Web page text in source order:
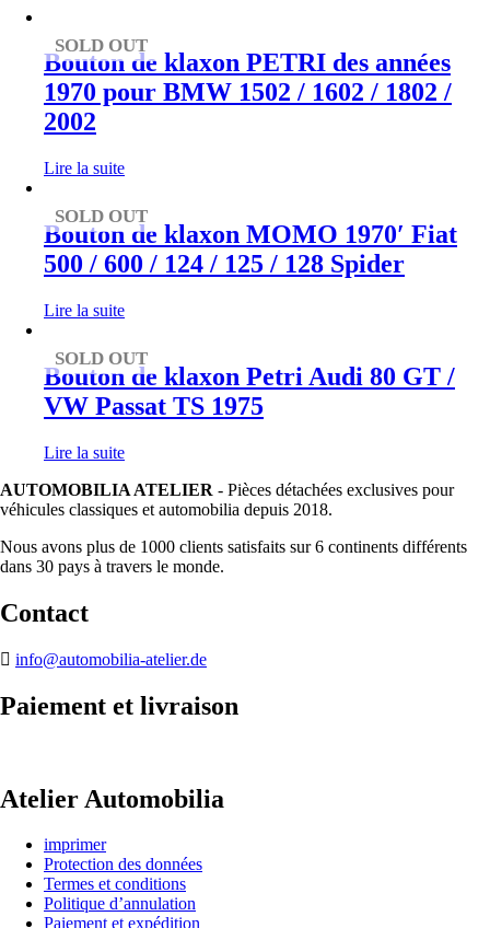
SOLD OUT
Bouton de klaxon PETRI des années
1970 pour BMW 1502 / 1602 / 1802 /
2002
Lire la suite
SOLD OUT
Bouton de klaxon MOMO 1970′ Fiat
500 / 600 / 124 / 125 / 128 Spider
Lire la suite
SOLD OUT
Bouton de klaxon Petri Audi 80 GT /
VW Passat TS 1975
Lire la suite
AUTOMOBILIA ATELIER - Pièces détachées exclusives pour
véhicules classiques et automobilia depuis 2018.
Nous avons plus de 1000 clients satisfaits sur 6 continents différents
dans 30 pays à travers le monde.
Contact
info@automobilia-atelier.de
Paiement et livraison
Atelier Automobilia
imprimer
Protection des données
Termes et conditions
Politique d’annulation
Paiement et expédition